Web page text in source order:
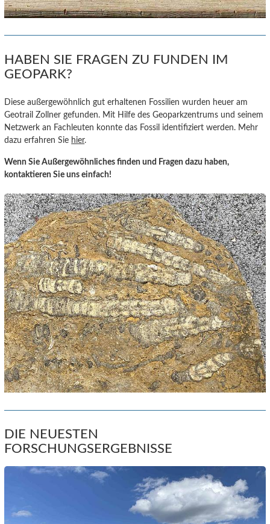
HABEN SIE FRAGEN ZU FUNDEN IM
GEOPARK?
Diese außergewöhnlich gut erhaltenen Fossilien wurden heuer am
Geotrail Zollner gefunden. Mit Hilfe des Geoparkzentrums und seinem
Netzwerk an Fachleuten konnte das Fossil identifiziert werden. Mehr
dazu erfahren Sie hier.
Wenn Sie Außergewöhnliches finden und Fragen dazu haben,
kontaktieren Sie uns einfach!
DIE NEUESTEN
FORSCHUNGSERGEBNISSE